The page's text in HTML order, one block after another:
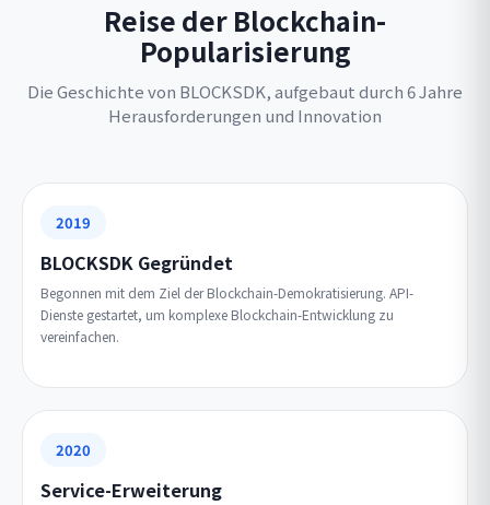
Reise der Blockchain-
Popularisierung
Die Geschichte von BLOCKSDK, aufgebaut durch 6 Jahre
Herausforderungen und Innovation
2019
BLOCKSDK Gegründet
Begonnen mit dem Ziel der Blockchain-Demokratisierung. API-
Dienste gestartet, um komplexe Blockchain-Entwicklung zu
vereinfachen.
2020
Service-Erweiterung